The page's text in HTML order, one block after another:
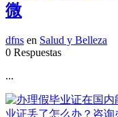
微
dfns en Salud y Belleza
0 Respuestas
...